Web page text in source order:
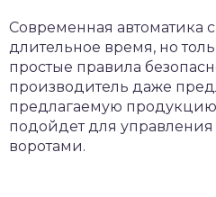
Современная автоматика
длительное время, но
простые правила
производитель даже
предлагаемую
подойдет для
воротами.